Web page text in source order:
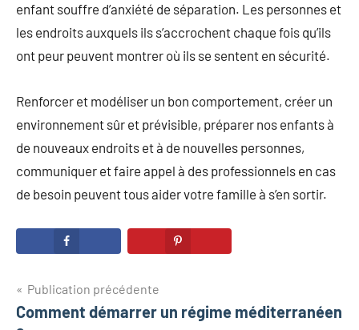
enfant souffre d’anxiété de séparation. Les personnes et
les endroits auxquels ils s’accrochent chaque fois qu’ils
ont peur peuvent montrer où ils se sentent en sécurité.
Renforcer et modéliser un bon comportement, créer un
environnement sûr et prévisible, préparer nos enfants à
de nouveaux endroits et à de nouvelles personnes,
communiquer et faire appel à des professionnels en cas
de besoin peuvent tous aider votre famille à s’en sortir.
Navigation
de
Publication précédente
Comment démarrer un régime méditerranéen